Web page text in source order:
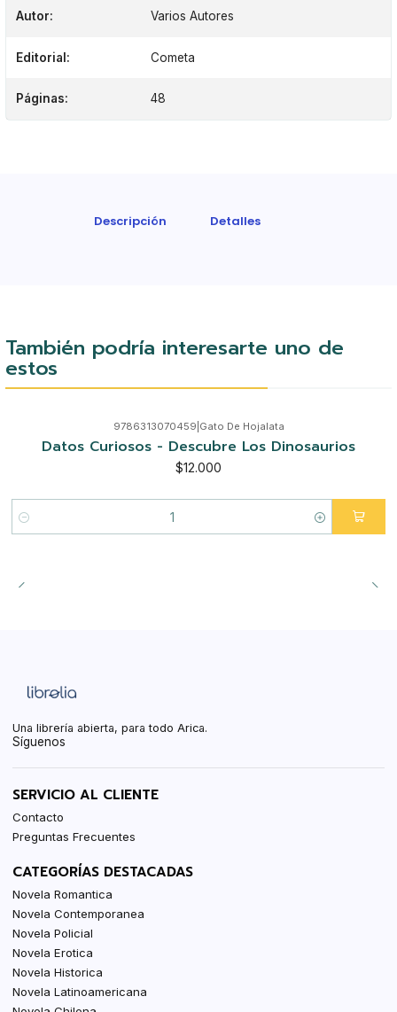
Autor: Varios Autores
Editorial: Cometa
Páginas: 48
Descripción Detalles
También podría interesarte uno de
estos
9786313070459 Gato De Hojalata
Datos Curiosos - Descubre Los Dinosaurios
$12.000
Cantidad
Una librería abierta, para todo Arica.
Síguenos
SERVICIO AL CLIENTE
Contacto
Preguntas Frecuentes
CATEGORÍAS DESTACADAS
Novela Romantica
Novela Contemporanea
Novela Policial
Novela Erotica
Novela Historica
Novela Latinoamericana